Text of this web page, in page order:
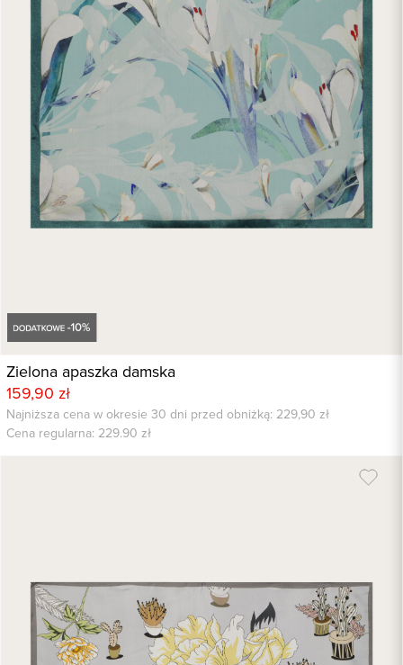
Zielona apaszka damska
159,90 zł
Najniższa cena w okresie 30 dni przed obniżką: 229,90 zł
Cena regularna: 229.90 zł